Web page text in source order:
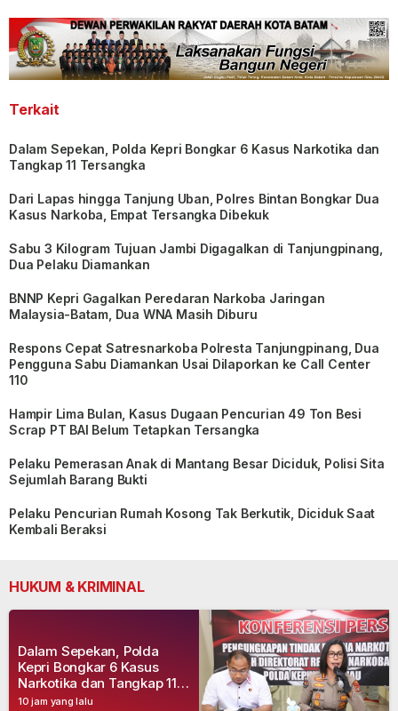
Terkait
Dalam Sepekan, Polda Kepri Bongkar 6 Kasus Narkotika dan
Tangkap 11 Tersangka
Dari Lapas hingga Tanjung Uban, Polres Bintan Bongkar Dua
Kasus Narkoba, Empat Tersangka Dibekuk
Sabu 3 Kilogram Tujuan Jambi Digagalkan di Tanjungpinang,
Dua Pelaku Diamankan
BNNP Kepri Gagalkan Peredaran Narkoba Jaringan
Malaysia-Batam, Dua WNA Masih Diburu
Respons Cepat Satresnarkoba Polresta Tanjungpinang, Dua
Pengguna Sabu Diamankan Usai Dilaporkan ke Call Center
110
Hampir Lima Bulan, Kasus Dugaan Pencurian 49 Ton Besi
Scrap PT BAI Belum Tetapkan Tersangka
Pelaku Pemerasan Anak di Mantang Besar Diciduk, Polisi Sita
Sejumlah Barang Bukti
Pelaku Pencurian Rumah Kosong Tak Berkutik, Diciduk Saat
Kembali Beraksi
HUKUM & KRIMINAL
10 jam yang lalu
Dalam Sepekan, Polda
Kepri Bongkar 6 Kasus
Narkotika dan Tangkap 11
Tersangka